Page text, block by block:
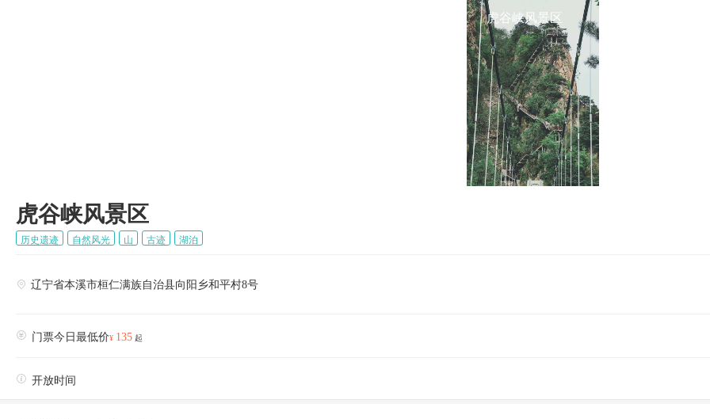
虎谷峡风景区
虎谷峡风景区
历史遗迹 自然风光 山 古迹 湖泊
 辽宁省本溪市桓仁满族自治县向阳乡和平村8号
 门票今日最低价¥ 135 起
 开放时间